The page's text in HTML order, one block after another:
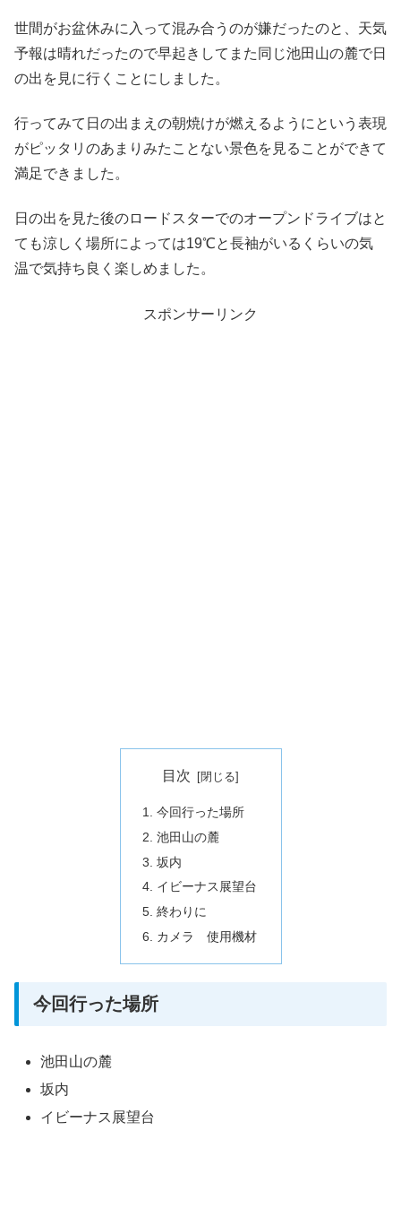
世間がお盆休みに入って混み合うのが嫌だったのと、天気
予報は晴れだったので早起きしてまた同じ池田山の麓で日
の出を見に行くことにしました。
行ってみて日の出まえの朝焼けが燃えるようにという表現
がピッタリのあまりみたことない景色を見ることができて
満足できました。
日の出を見た後のロードスターでのオープンドライブはと
ても涼しく場所によっては19℃と長袖がいるくらいの気
温で気持ち良く楽しめました。
スポンサーリンク
目次
今回行った場所
池田山の麓
坂内
イビーナス展望台
終わりに
カメラ 使用機材
今回行った場所
池田山の麓
坂内
イビーナス展望台